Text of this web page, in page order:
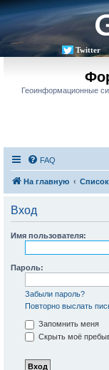
Twitter
Геоинформационные
FAQ
На главную
Вход
Имя пользователя:
Пароль:
Забыли пароль?
Повторно выслать
Запомнить меня
Скрыть моё